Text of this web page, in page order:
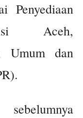
Penyediaan
Aceh,
Umum dan